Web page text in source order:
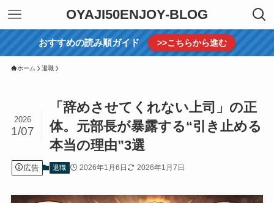
OYAJI50ENJOY-BLOG
おすすめの読み順ガイド >>こちらから進む
ホーム 退職
「辞めさせてくれない上司」の正
体。元部長が暴露する“引き止める
本当の理由”3選
2026
1/07
広告 退職 2026年1月6日 2026年1月7日